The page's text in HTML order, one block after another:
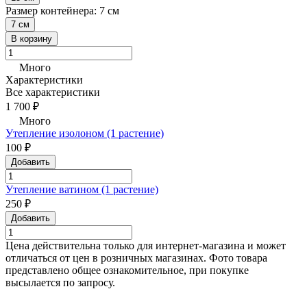
Размер контейнера: 7 см
7 см
В корзину
Много
Характеристики
Все характеристики
1 700 ₽
Много
Утепление изолоном (1 растение)
100 ₽
Добавить
Утепление ватином (1 растение)
250 ₽
Добавить
Цена действительна только для интернет-магазина и может
отличаться от цен в розничных магазинах. Фото товара
представлено общее ознакомительное, при покупке
высылается по запросу.